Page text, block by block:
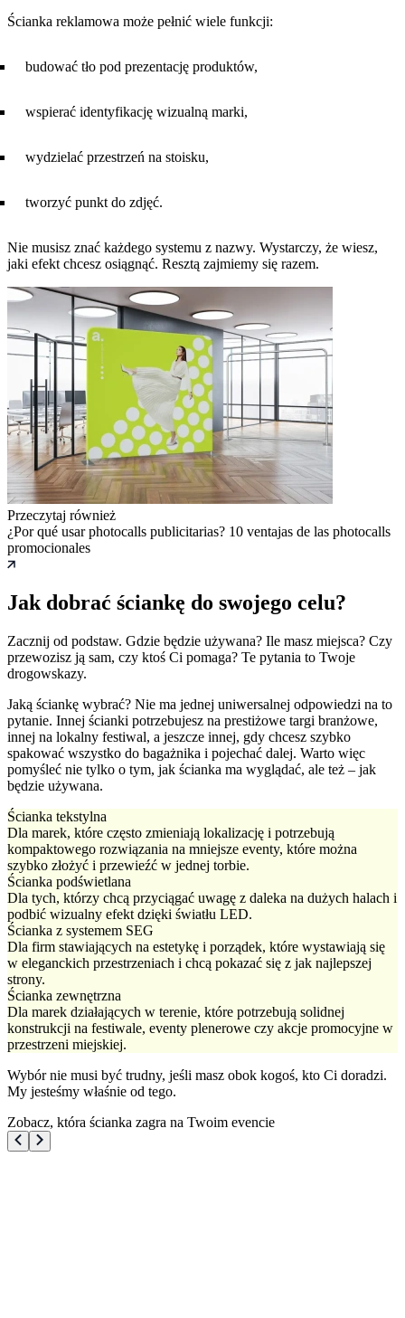
Ścianka reklamowa może pełnić wiele funkcji:
budować tło pod prezentację produktów,
wspierać identyfikację wizualną marki,
wydzielać przestrzeń na stoisku,
tworzyć punkt do zdjęć.
Nie musisz znać każdego systemu z nazwy. Wystarczy, że wiesz,
jaki efekt chcesz osiągnąć. Resztą zajmiemy się razem.
Przeczytaj również
¿Por qué usar photocalls publicitarias? 10 ventajas de las photocalls
promocionales
Jak dobrać ściankę do swojego celu?
Zacznij od podstaw. Gdzie będzie używana? Ile masz miejsca? Czy
przewozisz ją sam, czy ktoś Ci pomaga? Te pytania to Twoje
drogowskazy.
Jaką ściankę wybrać? Nie ma jednej uniwersalnej odpowiedzi na to
pytanie. Innej ścianki potrzebujesz na prestiżowe targi branżowe,
innej na lokalny festiwal, a jeszcze innej, gdy chcesz szybko
spakować wszystko do bagażnika i pojechać dalej. Warto więc
pomyśleć nie tylko o tym, jak ścianka ma wyglądać, ale też – jak
będzie używana.
Ścianka tekstylna
Dla marek, które często zmieniają lokalizację i potrzebują
kompaktowego rozwiązania na mniejsze eventy, które można
szybko złożyć i przewieźć w jednej torbie.
Ścianka podświetlana
Dla tych, którzy chcą przyciągać uwagę z daleka na dużych halach i
podbić wizualny efekt dzięki światłu LED.
Ścianka z systemem SEG
Dla firm stawiających na estetykę i porządek, które wystawiają się
w eleganckich przestrzeniach i chcą pokazać się z jak najlepszej
strony.
Ścianka zewnętrzna
Dla marek działających w terenie, które potrzebują solidnej
konstrukcji na festiwale, eventy plenerowe czy akcje promocyjne w
przestrzeni miejskiej.
Wybór nie musi być trudny, jeśli masz obok kogoś, kto Ci doradzi.
My jesteśmy właśnie od tego.
Zobacz, która ścianka zagra na Twoim evencie